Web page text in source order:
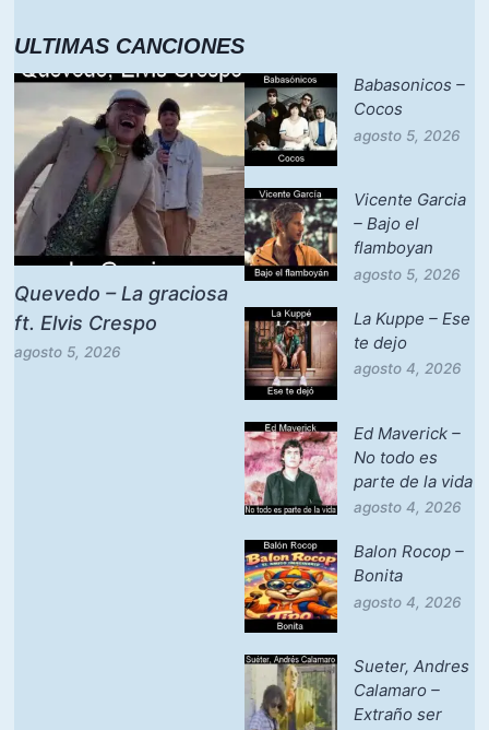
ULTIMAS CANCIONES
Quevedo – La graciosa
ft. Elvis Crespo
agosto 5, 2026
Babasonicos –
Cocos
agosto 5, 2026
Vicente Garcia
– Bajo el
flamboyan
agosto 5, 2026
La Kuppe – Ese
te dejo
agosto 4, 2026
Ed Maverick –
No todo es
parte de la vida
agosto 4, 2026
Balon Rocop –
Bonita
agosto 4, 2026
Sueter, Andres
Calamaro –
Extraño ser